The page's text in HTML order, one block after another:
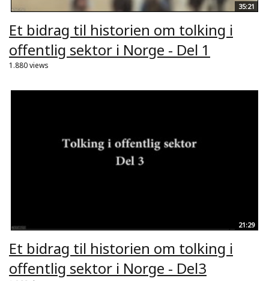
35:21
Et bidrag til historien om tolking i
offentlig sektor i Norge - Del 1
1.880 views
21:29
Et bidrag til historien om tolking i
offentlig sektor i Norge - Del3